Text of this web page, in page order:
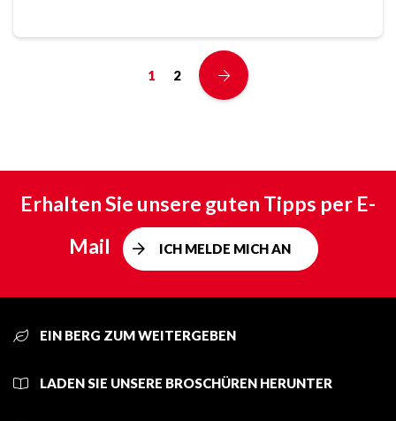
1 2
Erhalten Sie unsere guten Tipps per E-
Mail
ICH MELDE MICH AN
EIN BERG ZUM WEITERGEBEN
LADEN SIE UNSERE BROSCHÜREN HERUNTER